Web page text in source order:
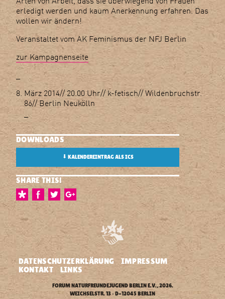
erledigt werden und kaum Anerkennung erfahren. Das
wollen wir ändern!
Veranstaltet vom AK Feminismus der NFJ Berlin
zur Kampagnenseite
März 2014// 20.00 Uhr// k-fetisch// Wildenbruchstr.
86// Berlin Neukölln
_
DOWNLOADS
⬇ KALENDEREINTRAG ALS ICS
SHARE THIS!
DATENSCHUTZERKLÄRUNG
IMPRESSUM
KONTAKT
LINKS
FORUM NATURFREUNDEJUGEND BERLIN E.V., 2026.
WEICHSELSTR. 13 • D-12045 BERLIN